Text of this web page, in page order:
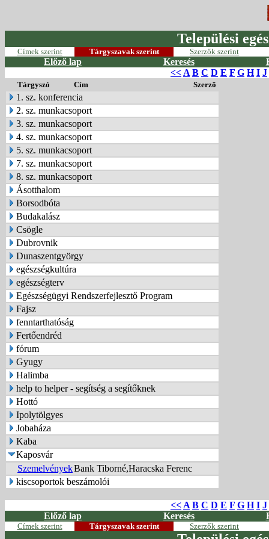
Települési
Címek szerint Tárgyszavak szerint Szerzők szerint
Előző lap Keresés
<< A B C D E F G H I J
Tárgyszó Cím Szerző
1. sz. konferencia
2. sz. munkacsoport
3. sz. munkacsoport
4. sz. munkacsoport
5. sz. munkacsoport
7. sz. munkacsoport
8. sz. munkacsoport
Ásotthalom
Borsodbóta
Budakalász
Csögle
Dubrovnik
Dunaszentgyörgy
egészségkultúra
egészségterv
Egészségügyi Rendszerfejlesztő Program
Fajsz
fenntarthatóság
Fertőendréd
fórum
Gyugy
Halimba
help to helper - segítség a segítőknek
Hottó
Ipolytölgyes
Jobaháza
Kaba
Kaposvár
SzemelvényekBank Tiborné,Haracska Ferenc
kiscsoportok beszámolói
<< A B C D E F G H I J
Előző lap
Keresés
Címek szerint Tárgyszavak szerint Szerzők szerint